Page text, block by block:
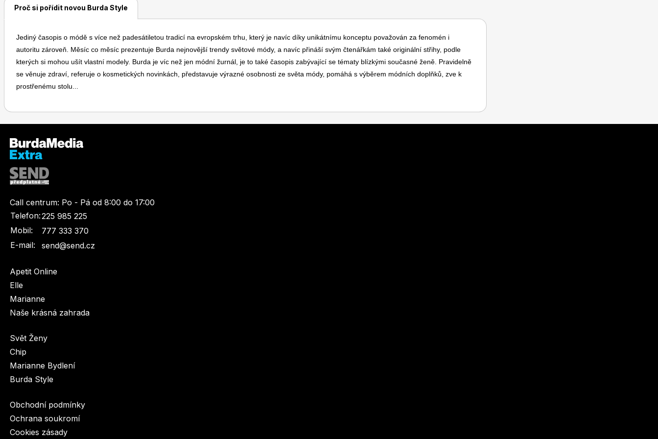
Proč si pořídit novou Burda Style
Jediný časopis o módě s více než padesátiletou tradicí na evropském trhu, který je navíc díky unikátnímu konceptu považován za fenomén i
autoritu zároveň. Měsíc co měsíc prezentuje Burda nejnovější trendy světové módy, a navíc přináší svým čtenářkám také originální střihy, podle
kterých si mohou ušít vlastní modely. Burda je víc než jen módní žurnál, je to také časopis zabývající se tématy blízkými současné ženě. Pravidelně
se věnuje zdraví, referuje o kosmetických novinkách, představuje výrazné osobnosti ze světa módy, pomáhá s výběrem módních doplňků, zve k
prostřenému stolu...
Call centrum: Po - Pá od 8:00 do 17:00
Telefon:225 985 225
Mobil:
777 333 370
E-mail:
send@send.cz
Apetit Online
Elle
Marianne
Naše krásná zahrada
Svět Ženy
Chip
Marianne Bydlení
Burda Style
Obchodní podmínky
Ochrana soukromí
Cookies zásady